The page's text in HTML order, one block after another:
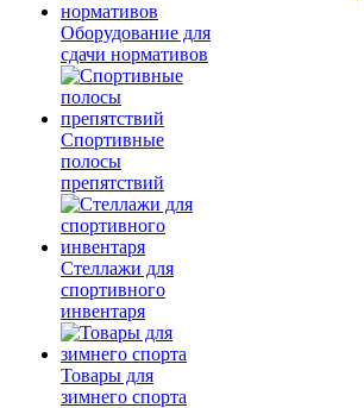
Оборудование для
сдачи нормативов
Спортивные
полосы
препятствий
Стеллажи для
спортивного
инвентаря
Товары для
зимнего спорта